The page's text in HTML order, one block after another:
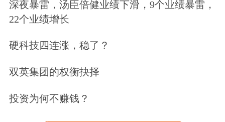
深夜暴雷，汤臣倍健业绩下滑，9个业绩暴雷，
22个业绩增长
硬科技四连涨，稳了？
双英集团的权衡抉择
投资为何不赚钱？